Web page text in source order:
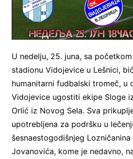
U nedelju, 25. juna, sa
stadionu Vidojevice u Lešnici,
humanitarni fudbalski tromeč, u
Vidojevice ugostiti ekipe Sloge
Orlić iz Novog Sela. Sva
upotrebljena za podršku u
šesnaestogodišnjeg
Jovanovića, kome je nedavno,